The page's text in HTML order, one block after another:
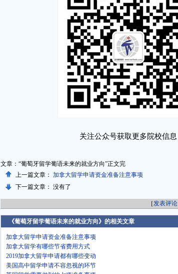
关注公众号获取更多院校信息
文章：“葡萄牙留学葡语未来的就业方向”正文完
上一篇文章： 加拿大留学申请资金准备注意事项
下一篇文章： 没有了
［发表评论
《葡萄牙留学葡语未来的就业方向》的相关文章
加拿大留学申请资金准备注意事项
加拿大留学有哪些节省费用方式
2019加拿大留学申请都有哪些变动
美国高中留学申请不容忽视的环节